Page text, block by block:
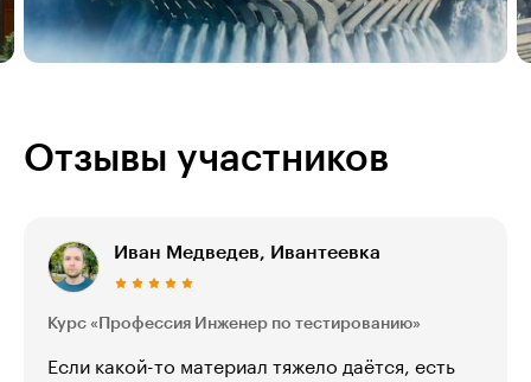
Отзывы участников
Иван Медведев, Ивантеевка
Курс «Профессия Инженер по тестированию»
Если какой-то материал тяжело даётся, есть